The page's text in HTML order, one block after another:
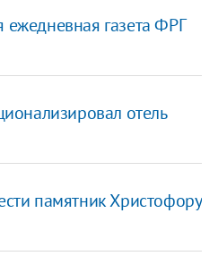
ежедневная газета ФРГ
отель
памятник Христофору